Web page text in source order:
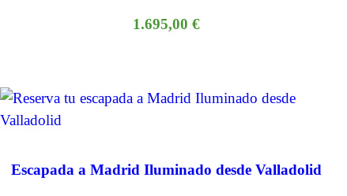
1.695,00 €
Escapada a Madrid Iluminado desde Valladolid